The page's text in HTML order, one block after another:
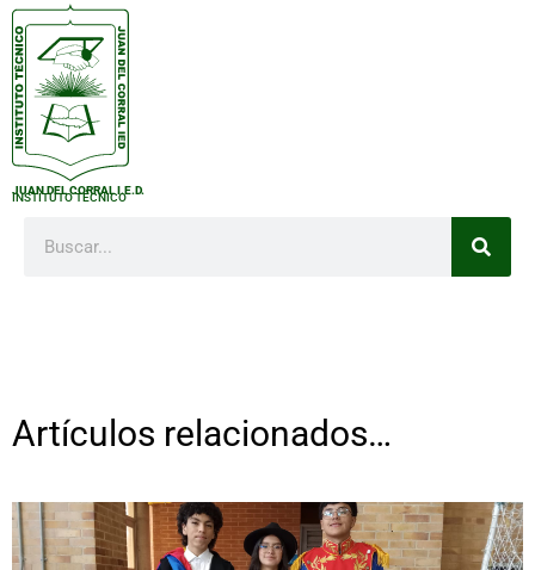
INSTITUTO TÉCNICO
JUAN DEL CORRAL I.E.D.
Artículos relacionados…